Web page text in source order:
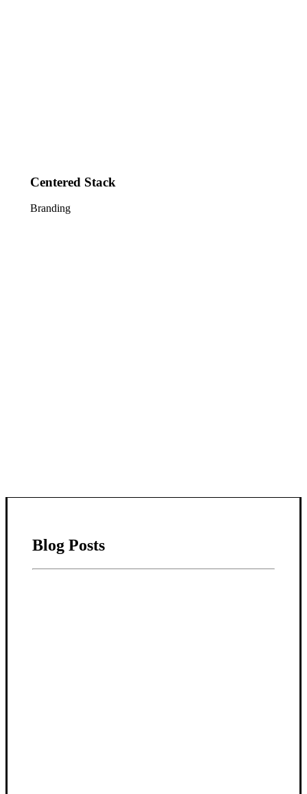
Centered Stack
Branding
Blog Posts